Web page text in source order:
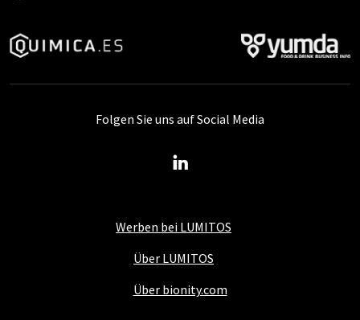
Werben bei LUMITOS
Über LUMITOS
Über bionity.com
Folgen Sie uns auf Social Media